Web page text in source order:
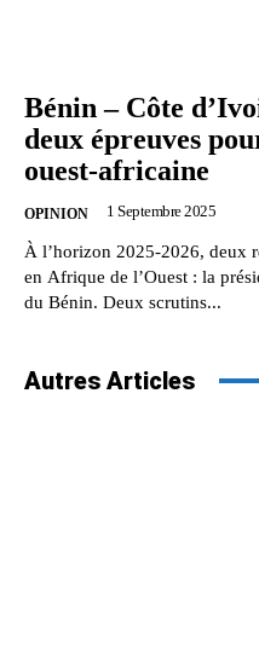
Bénin – Côte
deux épreuves
ouest-africaine
OPINION 1 Septembre 2025
À l’horizon 2025-2026, deux
en Afrique de l’Ouest : la
du Bénin. Deux scrutins...
Autres Articles